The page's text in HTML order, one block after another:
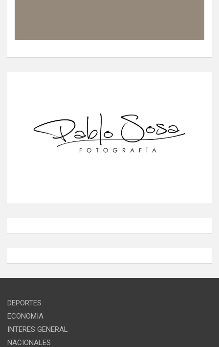
DEPORTES
ECONOMIA
INTERES GENERAL
NACIONALES